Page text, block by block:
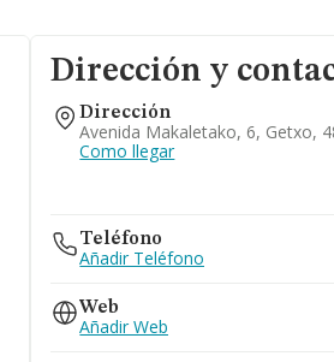
Dirección y
Dirección
Avenida Makaletako, 6, Getxo,
Como llegar
Teléfono
Añadir Teléfono
Web
Añadir Web